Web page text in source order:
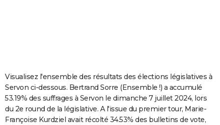
Carte de Noël
Carte Bonne année
Carte Saint-Valentin
Carte Pâques
Carte d'anniversaire
DICTIONNAIRE
Dictionnaire
Biographies
Citations
Expressions
Proverbes
PROGRAMME TV
Visualisez l'ensemble des résultats des élections législatives à
Servon ci-dessous. Bertrand Sorre (Ensemble !) a accumulé
53.19% des suffrages à Servon le dimanche 7 juillet 2024, lors
du 2e round de la législative. A l'issue du premier tour, Marie-
Françoise Kurdziel avait récolté 34.53% des bulletins de vote,